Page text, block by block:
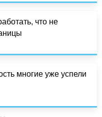
что не
многие уже успели